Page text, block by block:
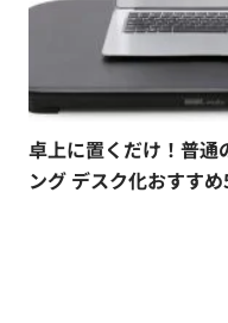
卓上に置くだけ！普通
ング デスク化おすす